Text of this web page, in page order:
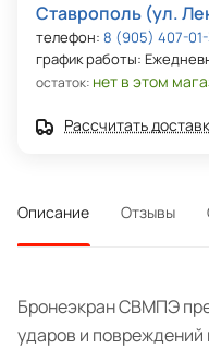
Ставрополь (ул.
телефон: 8 (905) 407-
график работы:
остаток: нет в этом
Рассчитать
Описание Отзывы
Бронеэкран СВМПЭ
ударов и повреждений